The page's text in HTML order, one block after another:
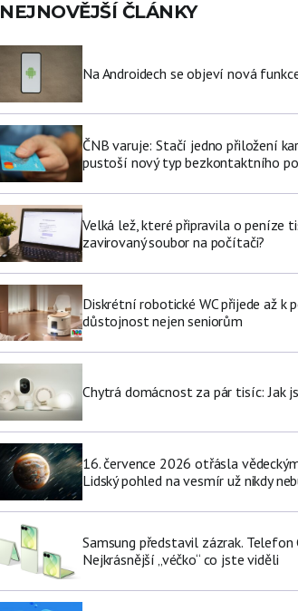
NEJNOVĚJŠÍ ČLÁNKY
Na Androidech se objeví nová
ČNB varuje: Stačí jedno přiložení
pustoší nový typ bezkontaktního
Velká lež, které připravila o peníze
zavirovaný soubor na počítači?
Diskrétní robotické WC přijede až k
důstojnost nejen seniorům
Chytrá domácnost za pár tisíc: Jak
16. července 2026 otřásla
Lidský pohled na vesmír už nikdy
Samsung představil zázrak.
Nejkrásnější „véčko“ co jste viděli